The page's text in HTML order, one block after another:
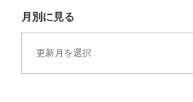
月別に見る